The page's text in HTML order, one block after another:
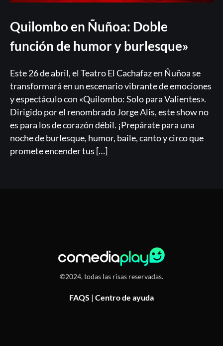
Quilombo en Ñuñoa: Doble
función de humor y burlesque»
Este 26 de abril, el Teatro El Cachafaz en Ñuñoa se
transformará en un escenario vibrante de emociones
y espectáculo con «Quilombo: Solo para Valientes».
Dirigido por el renombrado Jorge Alis, este show no
es para los de corazón débil. ¡Prepárate para una
noche de burlesque, humor, baile, canto y circo que
promete encender tus […]
©2024, todas las risas reservadas.
FAQS | Centro de ayuda